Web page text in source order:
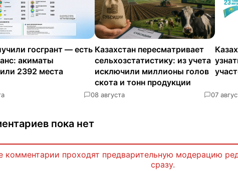
госгрант — есть
акиматы
2392 места
0
Казахстан пересматривает
сельхозстатистику: из учета
исключили миллионы голов
скота и тонн продукции
8 августа 07
пока нет
комментарии проходят предварительную модерацию
сразу.